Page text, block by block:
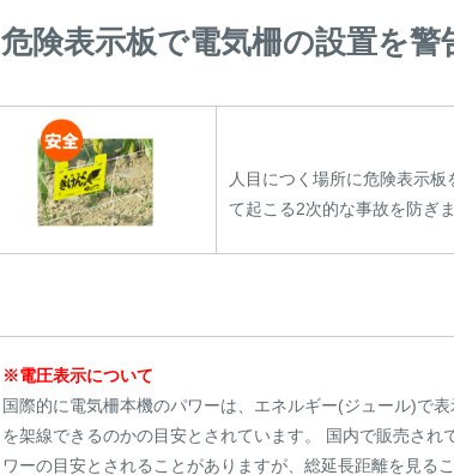
危険表示板で電気柵の設置を警
人目につく場所に危険表示
て起こる2次的な事故を防ぎま
※電圧表示について
国際的に電気柵本機のパワーは、エネルギー(ジュール)で
を架線できるのかの目安とされています。 国内で販売さ
ワーの目安とされることがありますが、総延長距離を見る